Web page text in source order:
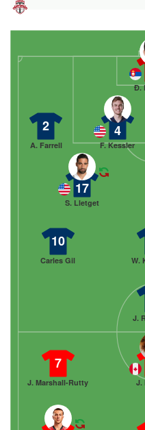
Đ.
4
F. Kessler
2
A. Farrell
17
S. Lletget
W.
10
Carles Gil
J.
7
J. Marshall-Rutty J.